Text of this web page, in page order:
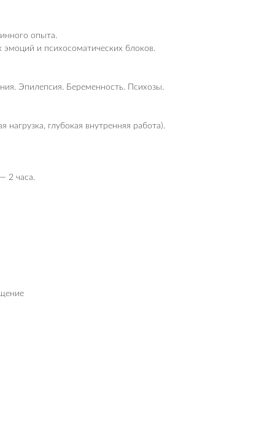
опыта.
и психосоматических блоков.
Эпилепсия. Беременность. Психозы.
нагрузка, глубокая внутренняя работа).
2 часа.